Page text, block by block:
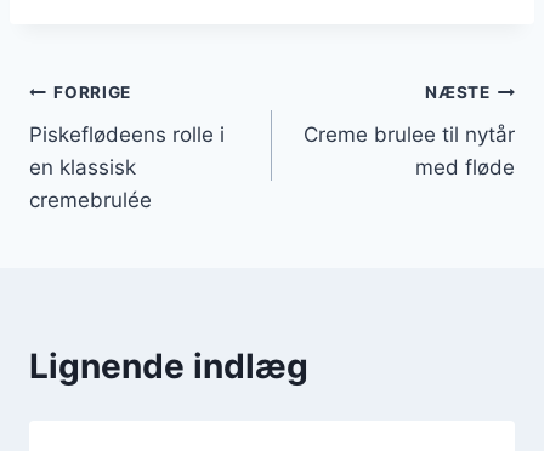
Indlægsnavigation
FORRIGE
Piskeflødeens rolle i
en klassisk
cremebrulée
NÆSTE
Creme brulee til nytår
med fløde
Lignende indlæg